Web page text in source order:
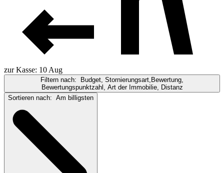
zur Kasse: 10 Aug
Filtern nach:
Budget, Stornierungsart,Bewertung,
Bewertungspunktzahl, Art der Immobilie, Distanz
Sortieren nach: Am billigsten